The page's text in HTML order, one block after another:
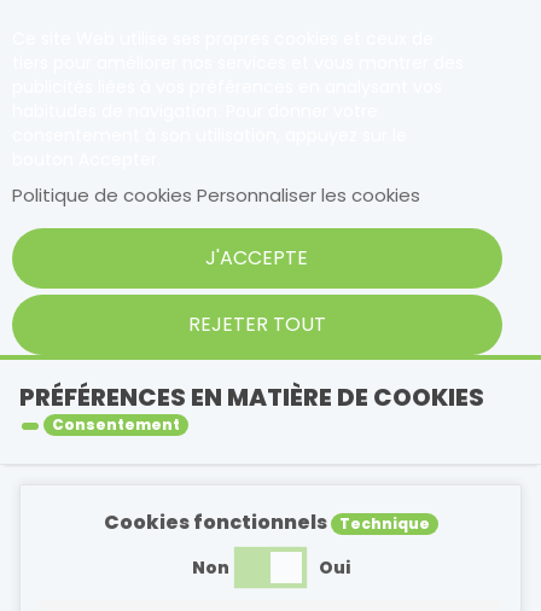
Politique de cookies Personnaliser les cookies
REJETER TOUT
J'ACCEPTE
PRÉFÉRENCES EN MATIÈRE DE COOKIES
Consentement
Cookies fonctionnels Technique
Non Oui